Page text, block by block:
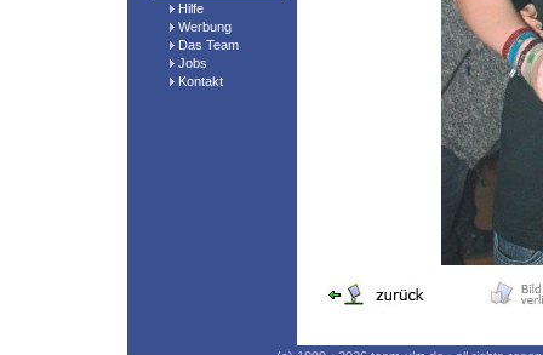
Hilfe
Werbung
Das Team
Jobs
Kontakt